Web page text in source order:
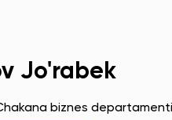
Jo'rabek
biznes